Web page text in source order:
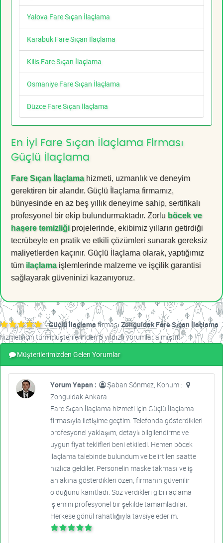
Yalova Fare Sıçan İlaçlama
Karabük Fare Sıçan İlaçlama
Kilis Fare Sıçan İlaçlama
Osmaniye Fare Sıçan İlaçlama
Düzce Fare Sıçan İlaçlama
En İyi Fare Sıçan İlaçlama Firması
Güçlü İlaçlama
Fare Sıçan İlaçlamahizmeti, uzmanlık ve deneyim
gerektiren bir alandır. Güçlü İlaçlama firmamız,
bünyesinde en az beş yıllık deneyime sahip, sertifikalı
profesyonel bir ekip bulundurmaktadır. Zorlu böcek ve
haşere temizliği projelerinde, ekibimiz yılların getirdiği
tecrübeyle en pratik ve etkili çözümleri sunarak gereksiz
maliyetlerden kaçınır. Güçlü İlaçlama olarak, yaptığımız
tüm ilaçlamaişlemlerinde malzeme ve işçilik garantisi
sağlayarak güveninizi kazanıyoruz.
Güçlü İlaçlama firmasıZonguldak Fare Sıçan İlaçlama
hizmeti için tüm müşterilerinden 5 yıldızlı yorumlar almıştır.
Müşterilerimizden Gelen Yorumlar
Yorum Yapan :
Şaban Sönmez, Konum :
Zonguldak Ankara
Fare Sıçan İlaçlama hizmeti için Güçlü İlaçlama
firmasıyla iletişime geçtim. Telefonda gösterdikleri
profesyonel yaklaşım, detaylı bilgilendirme ve
uygun fiyat teklifleri beni etkiledi. Hemen böcek
ilaçlama talebinde bulundum ve belirtilen saatte
hızlıca geldiler. Personelin maske takması ve iş
ahlakına gösterdikleri özen, firmanın güvenilir
olduğunu kanıtladı. Söz verdikleri gibi ilaçlama
işlemini profesyonel bir şekilde tamamladılar.
Herkese gönül rahatlığıyla tavsiye ederim.